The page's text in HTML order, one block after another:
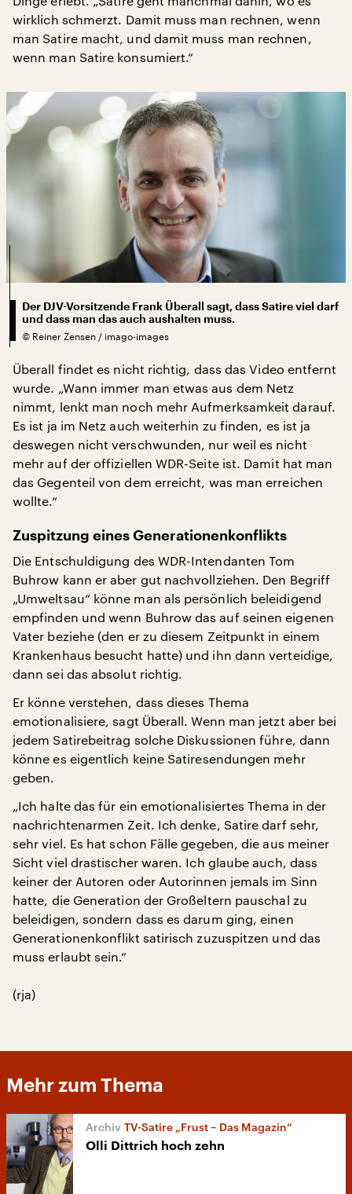
wirklich schmerzt. Damit muss man rechnen, wenn
man Satire macht, und damit muss man rechnen,
wenn man Satire konsumiert.“
Der DJV-Vorsitzende Frank Überall sagt, dass Satire viel darf
und dass man das auch aushalten muss.
© Reiner Zensen / imago-images
Überall findet es nicht richtig, dass das Video entfernt
wurde. „Wann immer man etwas aus dem Netz
nimmt, lenkt man noch mehr Aufmerksamkeit darauf.
Es ist ja im Netz auch weiterhin zu finden, es ist ja
deswegen nicht verschwunden, nur weil es nicht
mehr auf der offiziellen WDR-Seite ist. Damit hat man
das Gegenteil von dem erreicht, was man erreichen
wollte.“
Zuspitzung eines Generationenkonflikts
Die Entschuldigung des WDR-Intendanten Tom
Buhrow kann er aber gut nachvollziehen. Den Begriff
„Umweltsau“ könne man als persönlich beleidigend
empfinden und wenn Buhrow das auf seinen eigenen
Vater beziehe (den er zu diesem Zeitpunkt in einem
Krankenhaus besucht hatte) und ihn dann verteidige,
dann sei das absolut richtig.
Er könne verstehen, dass dieses Thema
emotionalisiere, sagt Überall. Wenn man jetzt aber bei
jedem Satirebeitrag solche Diskussionen führe, dann
könne es eigentlich keine Satiresendungen mehr
geben.
„Ich halte das für ein emotionalisiertes Thema in der
nachrichtenarmen Zeit. Ich denke, Satire darf sehr,
sehr viel. Es hat schon Fälle gegeben, die aus meiner
Sicht viel drastischer waren. Ich glaube auch, dass
keiner der Autoren oder Autorinnen jemals im Sinn
hatte, die Generation der Großeltern pauschal zu
beleidigen, sondern dass es darum ging, einen
Generationenkonflikt satirisch zuzuspitzen und das
muss erlaubt sein.“
(rja)
Mehr zum Thema
TV-Satire „Frust – Das Magazin“
Olli Dittrich hoch zehn